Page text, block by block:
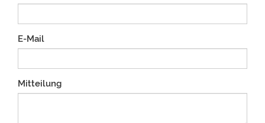
E-Mail
Mitteilung